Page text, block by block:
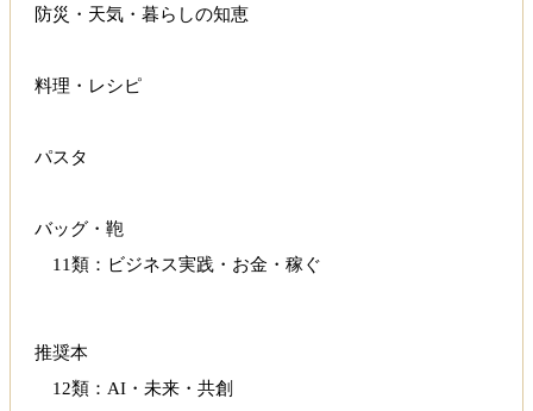
防災・天気・暮らしの知恵
料理・レシピ
パスタ
バッグ・鞄
11類：ビジネス実践・お金・稼ぐ
推奨本
12類：AI・未来・共創